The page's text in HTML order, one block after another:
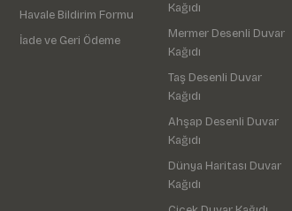
Havale Bildirim Formu
İade ve Geri Ödeme
Kağıdı
Mermer Desenli Duvar
Kağıdı
Taş Desenli Duvar
Kağıdı
Ahşap Desenli Duvar
Kağıdı
Dünya Haritası Duvar
Kağıdı